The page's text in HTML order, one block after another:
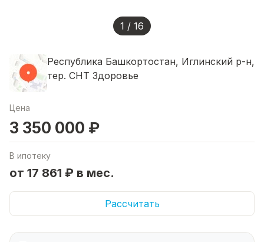
1 / 16
Республика Башкортостан, Иглинский р-н,
тер. СНТ Здоровье
Цена
3 350 000 ₽
В ипотеку
от 17 861 ₽ в мес.
Рассчитать